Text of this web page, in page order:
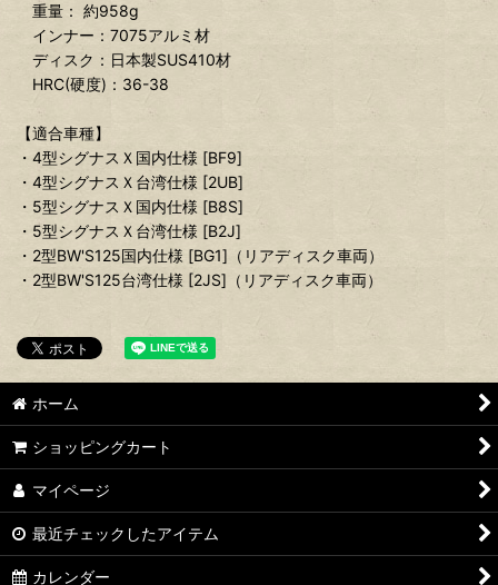
重量： 約958g
インナー：7075アルミ材
ディスク：日本製SUS410材
HRC(硬度)：36-38
【適合車種】
・4型シグナスＸ国内仕様 [BF9]
・4型シグナスＸ台湾仕様 [2UB]
・5型シグナスＸ国内仕様 [B8S]
・5型シグナスＸ台湾仕様 [B2J]
・2型BW'S125国内仕様 [BG1]（リアディスク車両）
・2型BW'S125台湾仕様 [2JS]（リアディスク車両）
ホーム
ショッピングカート
マイページ
最近チェックしたアイテム
カレンダー